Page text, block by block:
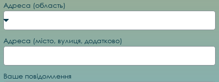
Адреса (область)
Адреса (місто, вулиця, додатково)
Ваше повідомлення